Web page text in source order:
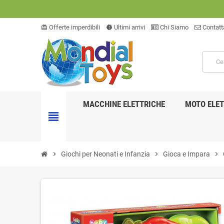
card_giftcard Offerte imperdibili new_releases Ultimi arrivi Chi Siamo
view_headline
MACCHINE ELETTRICHE MOTO
chevron_right Giochi per Neonati e Infanzia chevron_right Gioca e Impara chevron_right